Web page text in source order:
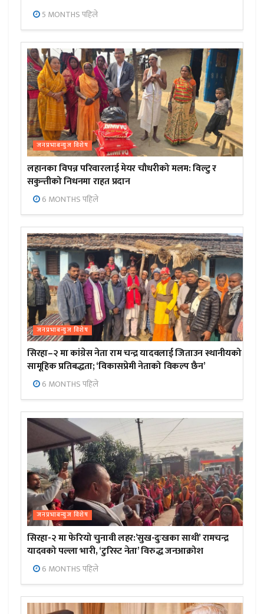
5 MONTHS पहिले
जनप्रभाबन्युज विशेष
लहानका विपन्न परिवारलाई मेयर चौधरीको मलम: विल्टु र
सकुन्तीको निधनमा राहत प्रदान
6 MONTHS पहिले
जनप्रभाबन्युज विशेष
सिरहा–२ मा कांग्रेस नेता राम चन्द्र यादवलाई जिताउन स्थानीयको
सामूहिक प्रतिबद्धता; ‘विकासप्रेमी नेताको विकल्प छैन’
6 MONTHS पहिले
जनप्रभाबन्युज विशेष
सिरहा-२ मा फेरियो चुनावी लहर:’सुख-दुःखका साथी’ रामचन्द्र
यादवको पल्ला भारी, ‘टुरिस्ट नेता’ विरुद्ध जनआक्रोश
6 MONTHS पहिले